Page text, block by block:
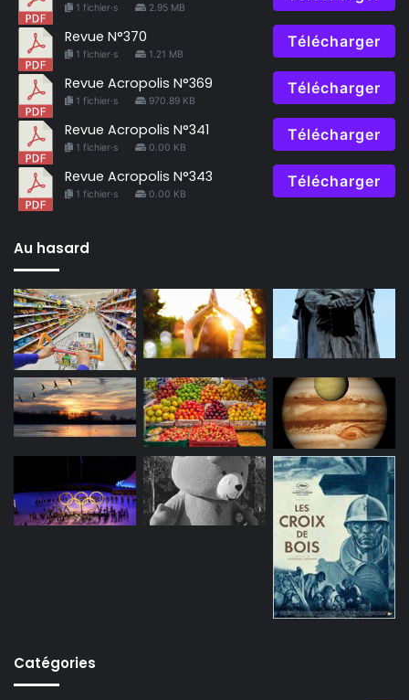
1 fichier·s 2.95 MB
Revue N°370
1 fichier·s 1.21 MB
Télécharger
Revue Acropolis N°369
1 fichier·s 970.89 KB
Télécharger
Revue Acropolis N°341
1 fichier·s 0.00 KB
Télécharger
Revue Acropolis N°343
1 fichier·s 0.00 KB
Télécharger
Au hasard
Catégories